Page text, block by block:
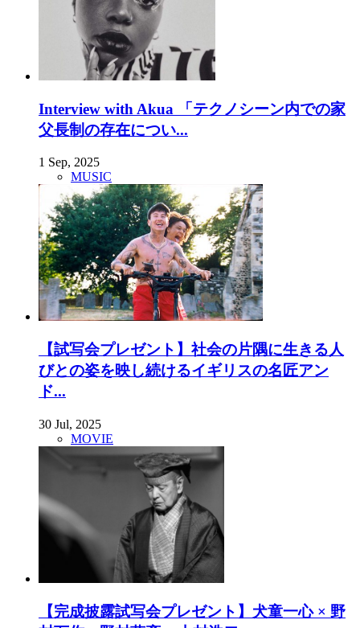
Interview with Akua 「テクノシーン内での家
父長制の存在につい...
1 Sep, 2025
MUSIC
【試写会プレゼント】社会の片隅に生きる人
びとの姿を映し続けるイギリスの名匠アン
ド...
30 Jul, 2025
MOVIE
【完成披露試写会プレゼント】犬童一心 × 野